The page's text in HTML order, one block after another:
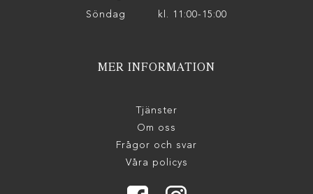
Söndag kl. 11:00-15:00
MER INFORMATION
Tjänster
Om oss
Frågor och svar
Våra policys